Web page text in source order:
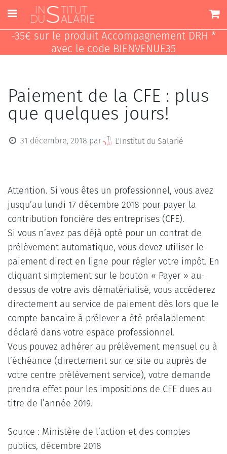
-35€ sur le produit Accompagnement DRH *
avec le code BIENVENUE35
Paiement de la CFE : plus
que quelques jours!
31 décembre, 2018 par L'Institut du Salarié
Attention. Si vous êtes un professionnel, vous avez
jusqu’au lundi 17 décembre 2018 pour payer la
contribution foncière des entreprises (CFE).
Si vous n’avez pas déjà opté pour un contrat de
prélèvement automatique, vous devez utiliser le
paiement direct en ligne pour régler votre impôt. En
cliquant simplement sur le bouton « Payer » au-
dessus de votre avis dématérialisé, vous accéderez
directement au service de paiement dès lors que le
compte bancaire à prélever a été préalablement
déclaré dans votre espace professionnel.
Vous pouvez adhérer au prélèvement mensuel ou à
l’échéance (directement sur ce site ou auprès de
votre centre prélèvement service), votre demande
prendra effet pour les impositions de CFE dues au
titre de l’année 2019.
Source : Ministère de l’action et des comptes
publics, décembre 2018